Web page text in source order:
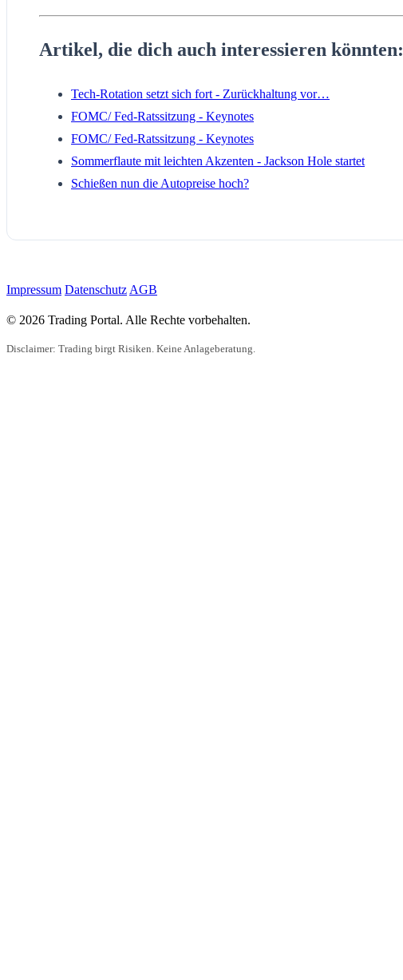
Artikel, die dich auch interessieren könnten:
Tech-Rotation setzt sich fort - Zurückhaltung vor…
FOMC/ Fed-Ratssitzung - Keynotes
FOMC/ Fed-Ratssitzung - Keynotes
Sommerflaute mit leichten Akzenten - Jackson Hole startet
Schießen nun die Autopreise hoch?
Impressum Datenschutz AGB
© 2026 Trading Portal. Alle Rechte vorbehalten.
Disclaimer: Trading birgt Risiken. Keine Anlageberatung.